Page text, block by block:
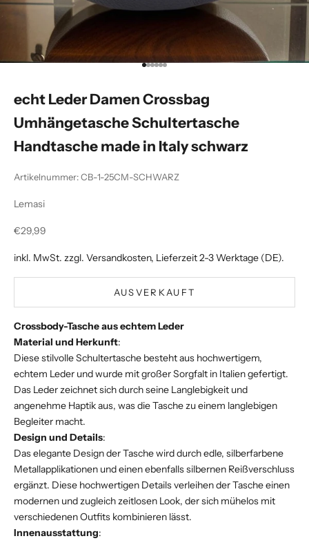
Gehe zu Element 1
Gehe zu Element 2
Gehe zu Element 3
Gehe zu Element 4
Gehe zu Element 5
Gehe zu Element 6
echt Leder Damen Crossbag
Umhängetasche Schultertasche
Handtasche made in Italy schwarz
Artikelnummer: CB-1-25CM-SCHWARZ
Lemasi
Angebot
€29,99
inkl. MwSt. zzgl. Versandkosten, Lieferzeit 2-3 Werktage (DE).
AUSVERKAUFT
Crossbody-Tasche aus echtem Leder
Material und Herkunft:
Diese stilvolle Schultertasche besteht aus hochwertigem,
echtem Leder und wurde mit großer Sorgfalt in Italien gefertigt.
Das Leder zeichnet sich durch seine Langlebigkeit und
angenehme Haptik aus, was die Tasche zu einem langlebigen
Begleiter macht.
Design und Details:
Das elegante Design der Tasche wird durch edle, silberfarbene
Metallapplikationen und einen ebenfalls silbernen Reißverschluss
ergänzt. Diese hochwertigen Details verleihen der Tasche einen
modernen und zugleich zeitlosen Look, der sich mühelos mit
verschiedenen Outfits kombinieren lässt.
Innenausstattung: